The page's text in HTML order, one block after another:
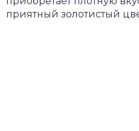
приятный золотистый